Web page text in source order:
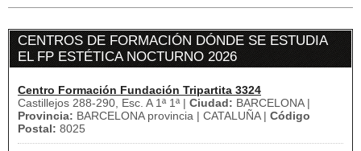
CENTROS DE FORMACIÓN DÓNDE SE ESTUDIA
EL FP ESTÉTICA NOCTURNO 2026
Centro Formación Fundación Tripartita 3324
Castillejos 288-290, Esc. A 1ª 1ª | Ciudad: BARCELONA |
Provincia: BARCELONA provincia | CATALUÑA | Código
Postal: 8025